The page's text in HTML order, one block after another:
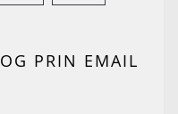
PRIN EMAIL